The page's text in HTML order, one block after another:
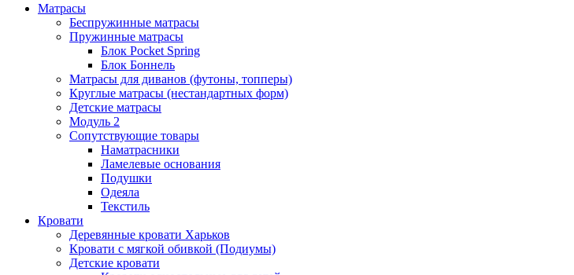
Матрасы
Беспружинные матрасы
Пружинные матрасы
Блок Pocket Spring
Блок Боннель
Матрасы для диванов (футоны, топперы)
Круглые матрасы (нестандартных форм)
Детские матрасы
Модуль 2
Сопутствующие товары
Наматрасники
Ламелевые основания
Подушки
Одеяла
Текстиль
Кровати
Деревянные кровати Харьков
Кровати с мягкой обивкой (Подиумы)
Детские кровати